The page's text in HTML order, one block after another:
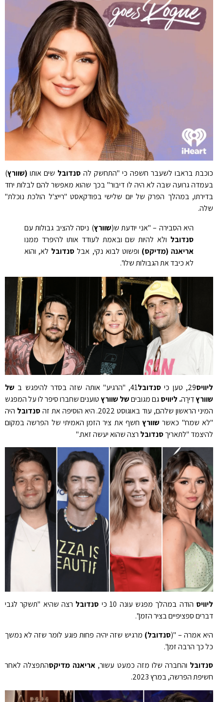
כוכבת בראבו לשעבר חשפה כי "התחשק לה סנדובל שים אותו (שוורץ)
בעמדה גרועה שבה לא היה לו דיבור" בכך שהוא מאפשר להם לבלות יחד
בדירתו, במהלך הפרק של יום שלישי בפודקאסט "רייצ'ל הולכת נוכלת"
שלה.
היא הסבירה – "אני יודעת ש(שוורץ) ניסה להציב גבולות עם
סנדובל ולא להיות שם ובאמת לעודד אותו להיפרד ממנו
אריאנה (מדיקס) ופשוט לבוא נקי, אבל סנדובל לא, והוא
לא כיבד את הגבולות שלו".
ליוויס29, טען כי סנדובל41, "הרגיע" אותה שזה בסדר להיפגש ב
של
שוורץדִירָה. ליוויסגם מגוביםשל שוורץטוענים שחברו סיפר לו על המפגש
המיני הראשון שלהם, עוד באוגוסט 2022. היא הוסיפה את זה
סנדובל היה
"לא שמח" כאשרשוורץחשף את ציר הזמן האמיתי של הפרשה במקום
להיצמד "לתאריךסנדובל רצה שהוא יעשה זאת."
ליוויס הודה במהלך מפגש עונה 10 כי סנדובל רצה שהיא "תשקר לגבי
דברים ספציפיים בציר הזמן".
היא אמרה – "(סנדובל) מרגיש שזה יהיה פחות פוגע לומר שזה לא נמשך
כל כך הרבה זמן".
סנדובל והחברה שלו מזה כמעט עשור, אריאנה מדיקסהתפצלה לאחר
חשיפת הפרשה, במרץ 2023.